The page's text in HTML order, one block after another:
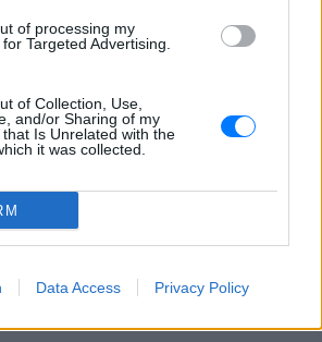
of processing my
Targeted Advertising.
of Collection, Use,
and/or Sharing of my
Is Unrelated with the
it was collected.
Data Access Privacy Policy
συνήγορο.
ΑΚΟΜΗ
έδωσε η 12χρονη για τους
βιαστές
ΕΛΛΆΔΑ ΠΡΙΝ 199 ΕΒΔΟΜΆΔΕΣ